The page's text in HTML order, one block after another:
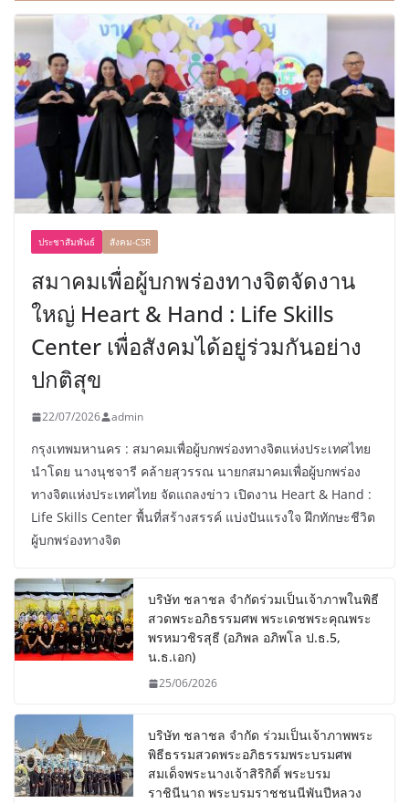
ประชาสัมพันธ์ สังคม-CSR
สมาคมเพื่อผู้บกพร่องทางจิตจัดงาน
ใหญ่ Heart & Hand : Life Skills
Center เพื่อสังคมได้อยู่ร่วมกันอย่าง
ปกติสุข
22/07/2026 admin
กรุงเทพมหานคร : สมาคมเพื่อผู้บกพร่องทางจิตแห่งประเทศไทย
นำโดย นางนุชจารี คล้ายสุวรรณ นายกสมาคมเพื่อผู้บกพร่อง
ทางจิตแห่งประเทศไทย จัดแถลงข่าว เปิดงาน Heart & Hand :
Life Skills Center พื้นที่สร้างสรรค์ แบ่งปันแรงใจ ฝึกทักษะชีวิต
ผู้บกพร่องทางจิต
บริษัท ชลาชล จำกัดร่วมเป็นเจ้าภาพในพิธี
สวดพระอภิธรรมศพ พระเดชพระคุณพระ
พรหมวชิรสุธี (อภิพล อภิพโล ป.ธ.5,
น.ธ.เอก)
25/06/2026
บริษัท ชลาชล จำกัด ร่วมเป็นเจ้าภาพพระ
พิธีธรรมสวดพระอภิธรรมพระบรมศพ
สมเด็จพระนางเจ้าสิริกิติ์ พระบรม
ราชินีนาถ พระบรมราชชนนีพันปีหลวง